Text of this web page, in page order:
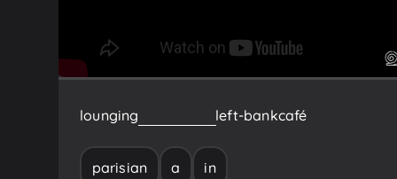
lounging left-bankcafé
parisian a in